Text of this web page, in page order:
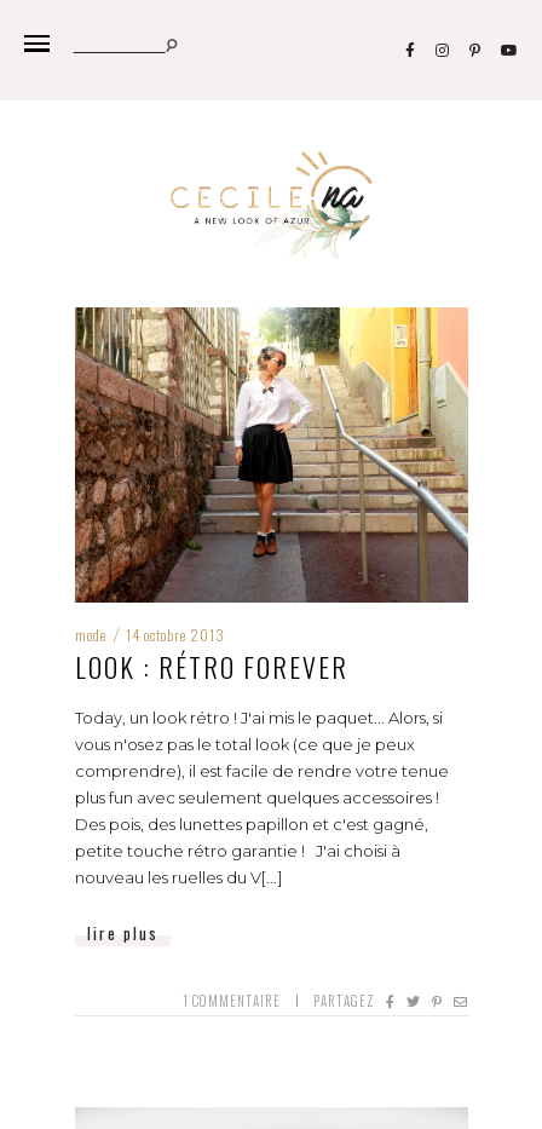
mode / 14 octobre 2013
LOOK : RÉTRO FOREVER
Today, un look rétro ! J'ai mis le paquet... Alors, si
vous n'osez pas le total look (ce que je peux
comprendre), il est facile de rendre votre tenue
plus fun avec seulement quelques accessoires !
Des pois, des lunettes papillon et c'est gagné,
petite touche rétro garantie ! J'ai choisi à
nouveau les ruelles du V[...]
lire plus
1 COMMENTAIRE PARTAGEZ